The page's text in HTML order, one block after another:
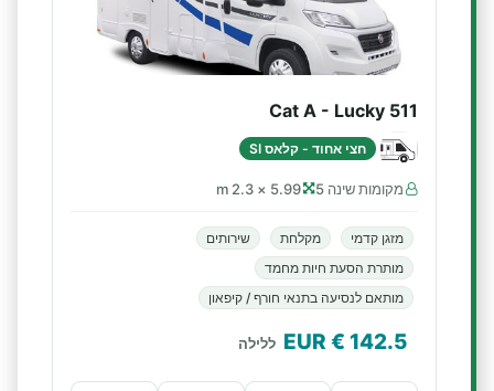
Cat A - Lucky 511
חצי אחוד - קלאס SI
מקומות שינה 5 5.99 × 2.3 m
מזגן קדמי מקלחת
שירותים
מותרת הסעת חיות מחמד
מותאם לנסיעה בתנאי חורף / קיפאון
142.5
€ EUR ללילה